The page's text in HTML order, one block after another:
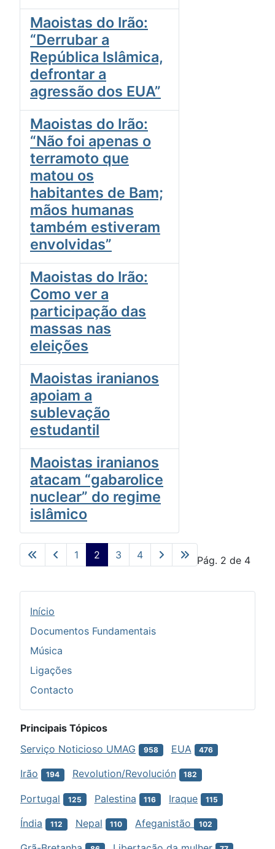
Maoistas do Irão:
“Derrubar a
República Islâmica,
defrontar a
agressão dos EUA”
Maoistas do Irão:
“Não foi apenas o
terramoto que
matou os
habitantes de Bam;
mãos humanas
também estiveram
envolvidas”
Maoistas do Irão:
Como ver a
participação das
massas nas
eleições
Maoistas iranianos
apoiam a
sublevação
estudantil
Maoistas iranianos
atacam “gabarolice
nuclear” do regime
islâmico
Pág. 2 de 4
1 2 3 4
Início
Documentos Fundamentais
Música
Ligações
Contacto
Principais Tópicos
Serviço Noticioso UMAG
958 EUA 476
Irão 194 Revolution/Revolución 182
Portugal 125 Palestina 116 Iraque 115
Índia 112 Nepal 110 Afeganistão 102